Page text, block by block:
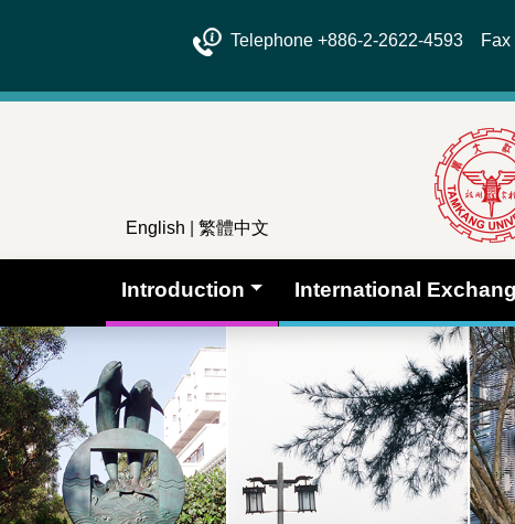
Telephone +886-2-2622-4593 Fax
English 繁體中文
Introduction International